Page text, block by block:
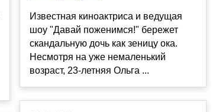
Известная киноактриса и ведущая
шоу "Давай поженимся!" бережет
скандальную дочь как зеницу ока.
Несмотря на уже немаленький
возраст, 23-летняя Ольга ...